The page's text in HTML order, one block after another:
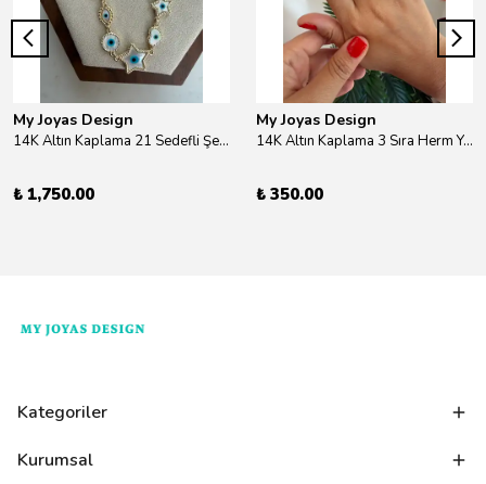
My Joyas Design
14K Altın Kaplama 21 Sedefli Şekiller Kolye 46cm
₺ 1,750.00
My Joyas Design
14K Altın Kaplama 3 Sıra Herm Yüzük Gold
₺ 350.00
Kategoriler
Kurumsal